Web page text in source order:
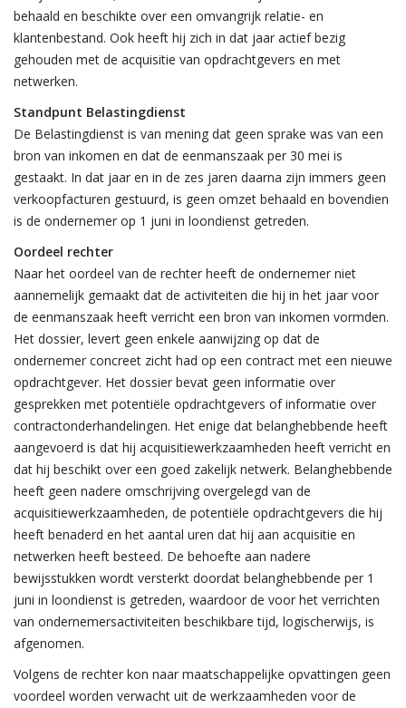
behaald en beschikte over een omvangrijk relatie- en
klantenbestand. Ook heeft hij zich in dat jaar actief bezig
gehouden met de acquisitie van opdrachtgevers en met
netwerken.
Standpunt Belastingdienst
De Belastingdienst is van mening dat geen sprake was van een
bron van inkomen en dat de eenmanszaak per 30 mei is
gestaakt. In dat jaar en in de zes jaren daarna zijn immers geen
verkoopfacturen gestuurd, is geen omzet behaald en bovendien
is de ondernemer op 1 juni in loondienst getreden.
Oordeel rechter
Naar het oordeel van de rechter heeft de ondernemer niet
aannemelijk gemaakt dat de activiteiten die hij in het jaar voor
de eenmanszaak heeft verricht een bron van inkomen vormden.
Het dossier, levert geen enkele aanwijzing op dat de
ondernemer concreet zicht had op een contract met een nieuwe
opdrachtgever. Het dossier bevat geen informatie over
gesprekken met potentiële opdrachtgevers of informatie over
contractonderhandelingen. Het enige dat belanghebbende heeft
aangevoerd is dat hij acquisitiewerkzaamheden heeft verricht en
dat hij beschikt over een goed zakelijk netwerk. Belanghebbende
heeft geen nadere omschrijving overgelegd van de
acquisitiewerkzaamheden, de potentiële opdrachtgevers die hij
heeft benaderd en het aantal uren dat hij aan acquisitie en
netwerken heeft besteed. De behoefte aan nadere
bewijsstukken wordt versterkt doordat belanghebbende per 1
juni in loondienst is getreden, waardoor de voor het verrichten
van ondernemersactiviteiten beschikbare tijd, logischerwijs, is
afgenomen.
Volgens de rechter kon naar maatschappelijke opvattingen geen
voordeel worden verwacht uit de werkzaamheden voor de